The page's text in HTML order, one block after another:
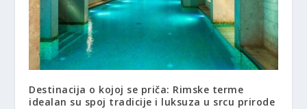
Destinacija o kojoj se priča: Rimske terme
idealan su spoj tradicije i luksuza u srcu prirode